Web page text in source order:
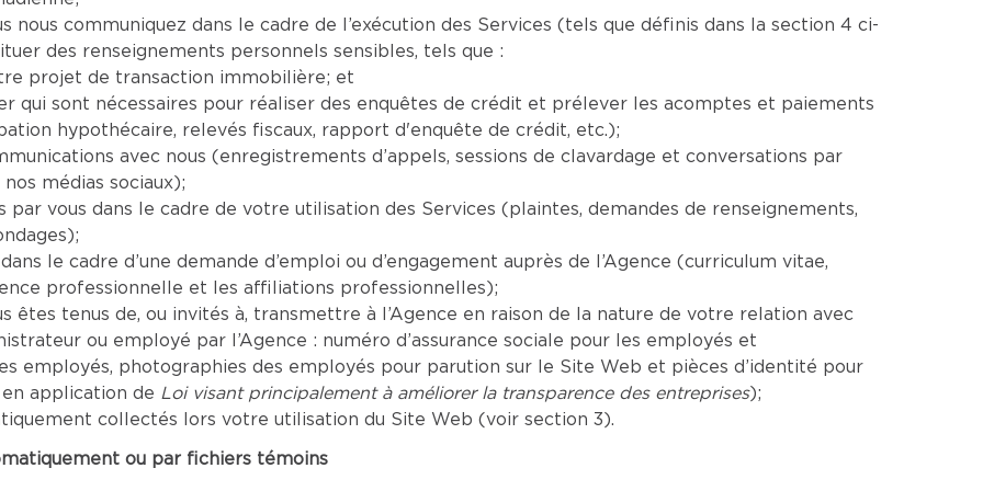
nous communiquez dans le cadre de l’exécution des Services (tels que définis dans la section 4 ci-
des renseignements personnels sensibles, tels que :
projet de transaction immobilière; et
qui sont nécessaires pour réaliser des enquêtes de crédit et prélever les acomptes et paiements
hypothécaire, relevés fiscaux, rapport d'enquête de crédit, etc.);
avec nous (enregistrements d’appels, sessions de clavardage et conversations par
médias sociaux);
vous dans le cadre de votre utilisation des Services (plaintes, demandes de renseignements,
le cadre d’une demande d’emploi ou d’engagement auprès de l’Agence (curriculum vitae,
professionnelle et les affiliations professionnelles);
êtes tenus de, ou invités à, transmettre à l’Agence en raison de la nature de votre relation avec
ou employé par l’Agence : numéro d’assurance sociale pour les employés et
employés, photographies des employés pour parution sur le Site Web et pièces d’identité pour
application de Loi visant principalement à améliorer la transparence des entreprises);
collectés lors votre utilisation du Site Web (voir section 3).
ou par fichiers témoins